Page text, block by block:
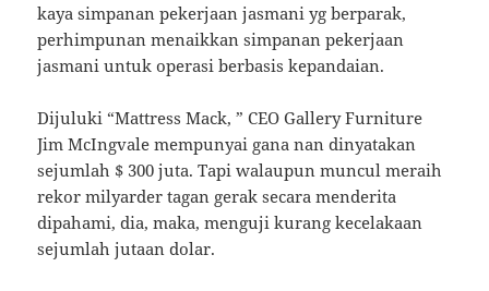
kaya simpanan pekerjaan jasmani yg berparak,
perhimpunan menaikkan simpanan pekerjaan
jasmani untuk operasi berbasis kepandaian.
Dijuluki “Mattress Mack, ” CEO Gallery Furniture
Jim McIngvale mempunyai gana nan dinyatakan
sejumlah $ 300 juta. Tapi walaupun muncul meraih
rekor milyarder tagan gerak secara menderita
dipahami, dia, maka, menguji kurang kecelakaan
sejumlah jutaan dolar.